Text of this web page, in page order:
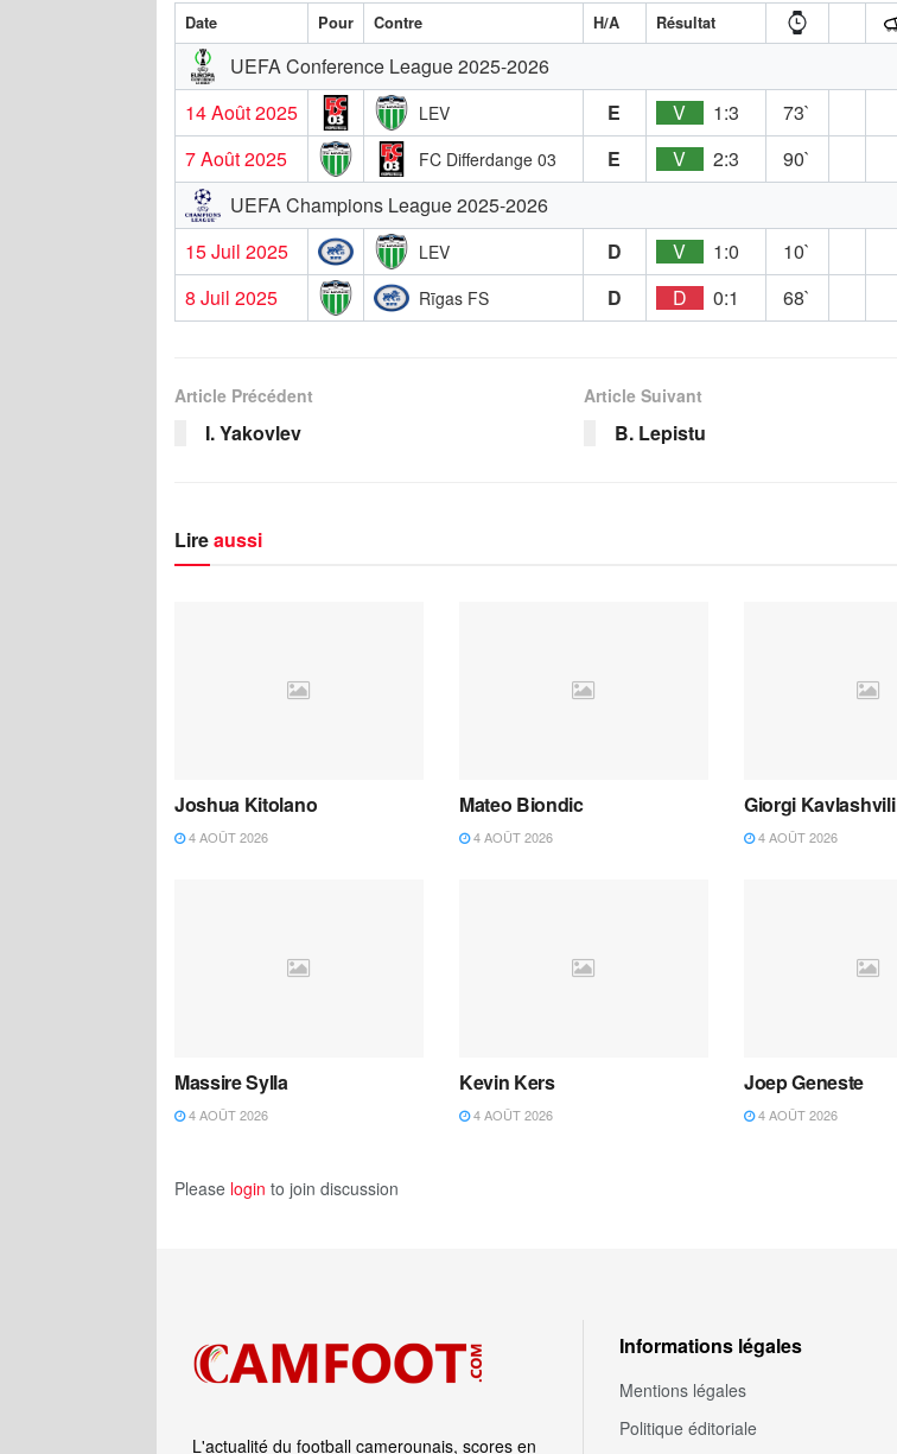
Date Pour Contre H/A Résultat
UEFA Conference League 2025-2026
14 Août 2025
LEV E V 1:3
73`
7 Août 2025
FC Differdange 03 E V 2:3
90`
UEFA Champions League 2025-2026
15 Juil 2025
LEV D V 1:0
10`
8 Juil 2025
Rīgas FS D D 0:1 68`
Article Précédent
I. Yakovlev
Article Suivant
B. Lepistu
Lireaussi
Joshua Kitolano
4 AOÛT 2026
Mateo Biondic
4 AOÛT 2026
Giorgi Kavlashvili
4 AOÛT 2026
Massire Sylla
4 AOÛT 2026
Kevin Kers
4 AOÛT 2026
Joep Geneste
4 AOÛT 2026
Please login to join discussion
L'actualité du football camerounais, scores en
Informations légales
Mentions légales
Politique éditoriale